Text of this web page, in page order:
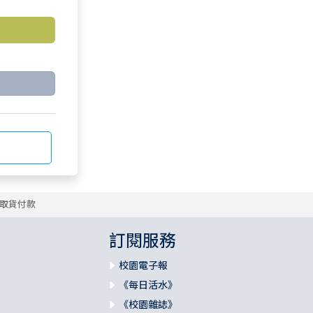
貨付款
訂閱服務
校園電子報
《每日活水》
《校園雜誌》